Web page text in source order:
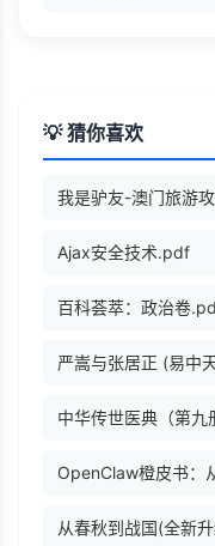
💡 猜你喜欢
我是驴友-澳门旅游
Ajax安全技术.pdf
百科荟萃：政治卷
严嵩与张居正 (易中
中华传世医典（第
OpenClaw橙皮书
从春秋到战国(全新